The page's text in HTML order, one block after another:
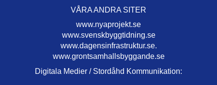
VÅRA ANDRA SITER
www.nyaprojekt.se
www.svenskbyggtidning.se
www.dagensinfrastruktur.se.
www.grontsamhallsbyggande.se
Digitala Medier / Stordåhd Kommunikation: